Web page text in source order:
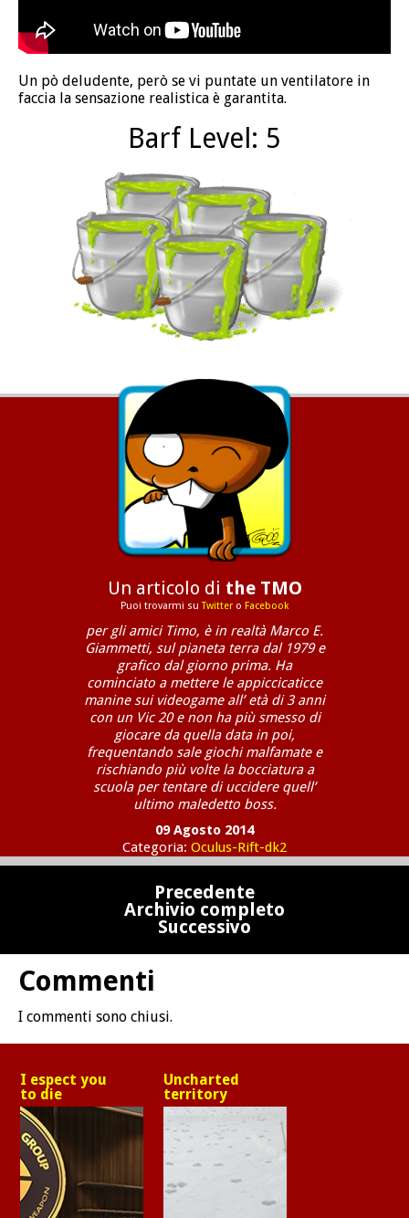
Un pò deludente, però se vi puntate un ventilatore in
faccia la sensazione realistica è garantita.
Barf Level: 5
Un articolo di the TMO
Puoi trovarmi suTwittero Facebook
per gli amici Timo, è in realtà Marco E.
Giammetti, sul pianeta terra dal 1979 e
grafico dal giorno prima. Ha
cominciato a mettere le appiccicaticce
manine sui videogame all’ età di 3 anni
con un Vic 20 e non ha più smesso di
giocare da quella data in poi,
frequentando sale giochi malfamate e
rischiando più volte la bocciatura a
scuola per tentare di uccidere quell’
ultimo maledetto boss.
09 Agosto 2014
Categoria: Oculus-Rift-dk2
Precedente
Archivio completo
Successivo
Commenti
I commenti sono chiusi.
I espect you
to die
Uncharted
territory